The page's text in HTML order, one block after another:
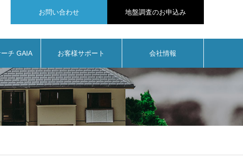
お問い合わせ 地盤調査のお申込み
チ GAIA お客様サポート 会社情報